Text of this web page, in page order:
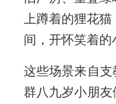
上蹲着的狸花
间，开怀笑着的
这些场景来自
群八九岁小朋